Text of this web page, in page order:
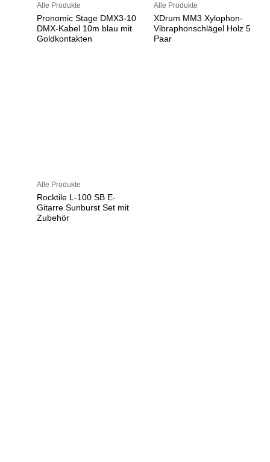
Alle Produkte
Pronomic Stage DMX3-10
DMX-Kabel 10m blau mit
Goldkontakten
Alle Produkte
XDrum MM3 Xylophon-
Vibraphonschlägel Holz 5
Paar
Alle Produkte
Rocktile L-100 SB E-
Gitarre Sunburst Set mit
Zubehör